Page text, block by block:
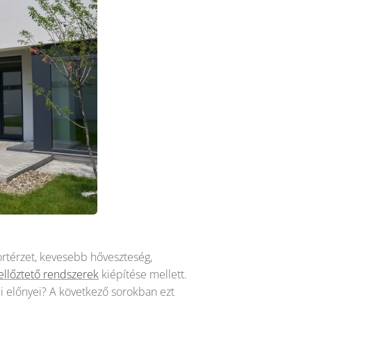
kevesebb hőveszteség,
rendszerek kiépítése mellett.
A következő sorokban ezt